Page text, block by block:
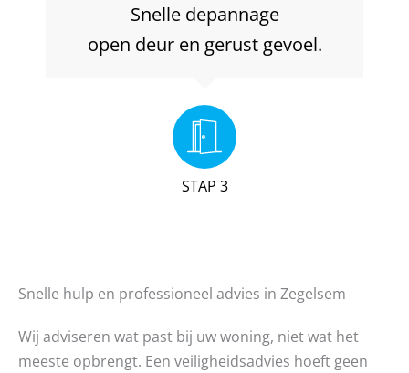
Snelle depannage
open deur en gerust gevoel.
STAP 3
Snelle hulp en professioneel advies in Zegelsem
Wij adviseren wat past bij uw woning, niet wat het
meeste opbrengt. Een veiligheidsadvies hoeft geen